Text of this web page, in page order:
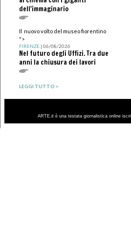
dell'immaginario
Il nuovo volto del museo fiorentino
">
FIRENZE| 06/08/2026
Nel futuro degli Uffizi. Tra due
anni la chiusura dei lavori
LEGGI TUTTO >
ARTE.it è una testata giornalistica online